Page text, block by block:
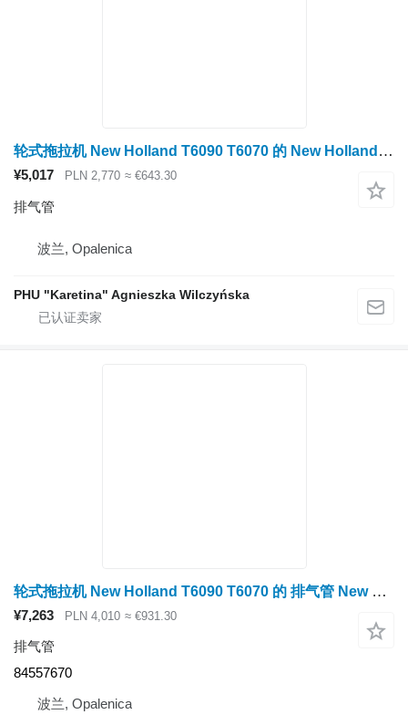
轮式拖拉机 New Holland T6090 T6070 的 New Holland T6090 T6070 排气管 84557979
¥5,017 PLN 2,770 ≈ €643.30
排气管
波兰, Opalenica
PHU "Karetina" Agnieszka Wilczyńska
轮式拖拉机 New Holland T6090 T6070 的 排气管 New Holland T6090 T6070 管 84557670
¥7,263 PLN 4,010 ≈ €931.30
排气管
84557670
波兰, Opalenica